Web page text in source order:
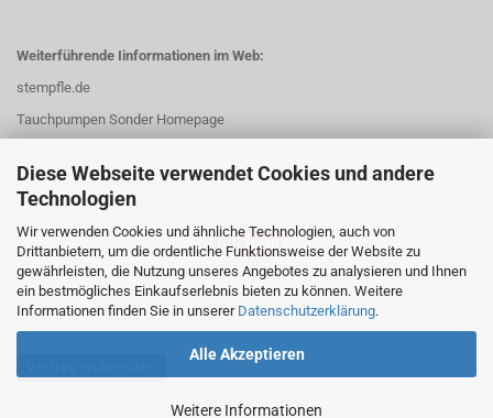
Diese Webseite verwendet Cookies und andere
Technologien
Wir verwenden Cookies und ähnliche Technologien, auch von
Drittanbietern, um die ordentliche Funktionsweise der Website zu
gewährleisten, die Nutzung unseres Angebotes zu analysieren und Ihnen
ein bestmögliches Einkaufserlebnis bieten zu können. Weitere
Informationen finden Sie in unserer Datenschutzerklärung.
Alle Akzeptieren
Weitere Informationen
Weiterführende Iinformationen im Web:
stempfle.de
Tauchpumpen Sonder Homepage
Mehr Videos und Infos unter: